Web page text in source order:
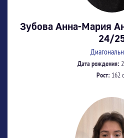
Зубова Анна-Мария
24/
Дата рождения:
Рост: 162